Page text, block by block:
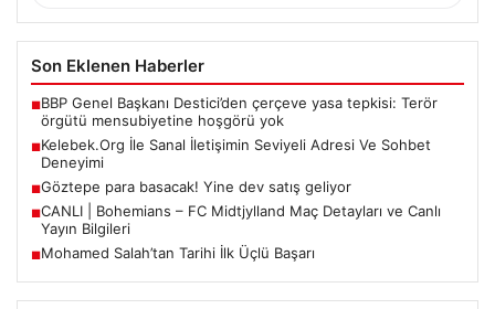
Son Eklenen Haberler
■BBP Genel Başkanı Destici’den çerçeve yasa tepkisi: Terör
örgütü mensubiyetine hoşgörü yok
■Kelebek.Org İle Sanal İletişimin Seviyeli Adresi Ve Sohbet
Deneyimi
■Göztepe para basacak! Yine dev satış geliyor
■CANLI | Bohemians – FC Midtjylland Maç Detayları ve Canlı
Yayın Bilgileri
■Mohamed Salah’tan Tarihi İlk Üçlü Başarı